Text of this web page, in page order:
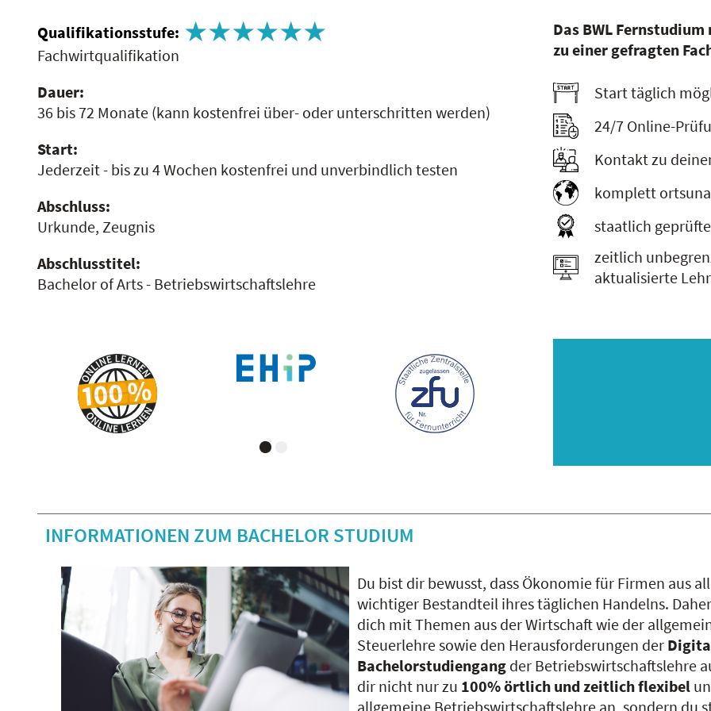
Qualifikationsstufe:
Fachwirtqualifikation
Dauer:
36 bis 72 Monate (kann kostenfrei über- oder unterschritten werden)
Start:
Jederzeit - bis zu 4 Wochen kostenfrei und unverbindlich testen
Abschluss:
Urkunde, Zeugnis
Abschlusstitel:
Bachelor of Arts - Betriebswirtschaftslehre
Das BWL
zu einer gefragten
Start täglich
24/7 Online-
Kontakt zu
komplett
staatlich
zeitlich
aktualisierte
INFORMATIONEN ZUM BACHELOR STUDIUM
Du bist dir bewusst, dass Ökonomie für Firmen aus
wichtiger Bestandteil ihres täglichen Handelns.
dich mit Themen aus der Wirtschaft wie der
Steuerlehre sowie den Herausforderungen der
Bachelorstudiengang der Betriebswirtschaftslehre
dir nicht nur zu 100% örtlich und zeitlich flexibel
allgemeine Betriebswirtschaftslehre an, sondern du